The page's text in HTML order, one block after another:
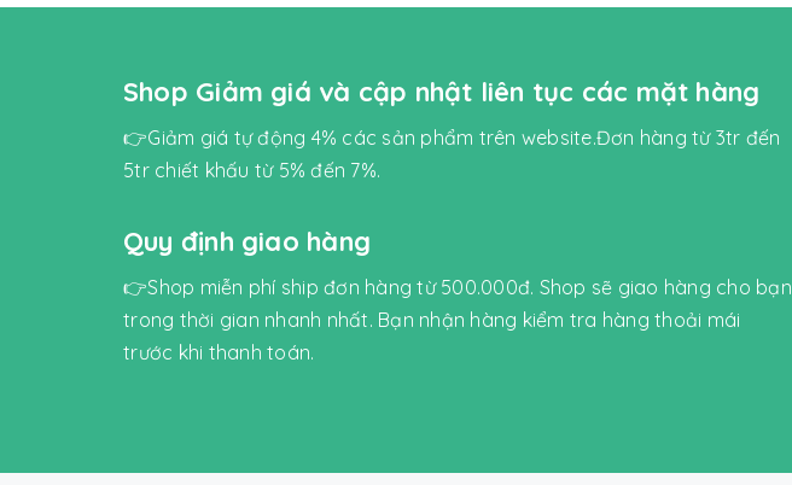
Shop Giảm giá và cập nhật liên tục các mặt hàng
👉Giảm giá tự động 4% các sản phẩm trên website.Đơn hàng từ 3tr đến
5tr chiết khấu từ 5% đến 7%.
Quy định giao hàng
👉Shop miễn phí ship đơn hàng từ 500.000đ. Shop sẽ giao hàng cho bạn
trong thời gian nhanh nhất. Bạn nhận hàng kiểm tra hàng thoải mái
trước khi thanh toán.